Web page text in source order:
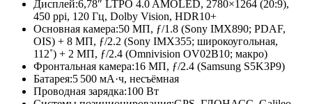
Дисплей:6,78″ LTPO 4.0 AMOLED, 2780×1264 (20:9),
450 ppi, 120 Гц, Dolby Vision, HDR10+
Основная камера:50 МП, ƒ/1.8 (Sony IMX890; PDAF,
OIS) + 8 МП, ƒ/2.2 (Sony IMX355; широкоугольная,
112˚) + 2 МП, ƒ/2.4 (Omnivision OV02B10; макро)
Фронтальная камера:16 МП, ƒ/2.4 (Samsung S5K3P9)
Батарея:5 500 мА·ч, несъёмная
Проводная зарядка:100 Вт